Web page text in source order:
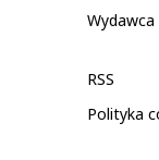
Wydawca
RSS
Polityka